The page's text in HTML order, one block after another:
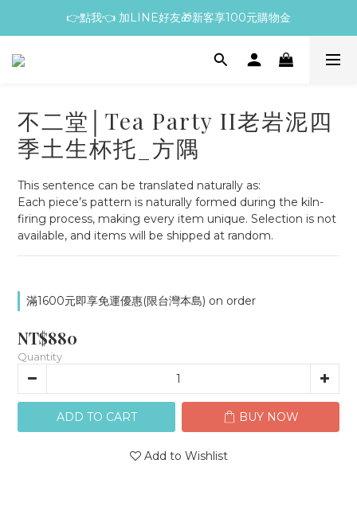
👉點我👈 加LINE好友🎁新客享100元購物金
不二堂│Tea Party II老岩泥四
季土生杯托_方隅
This sentence can be translated naturally as:
Each piece’s pattern is naturally formed during the kiln-
firing process, making every item unique. Selection is not
available, and items will be shipped at random.
滿1600元即享免運優惠(限台灣本島) on order
NT$880
Quantity
ADD TO CART BUY NOW
Add to Wishlist